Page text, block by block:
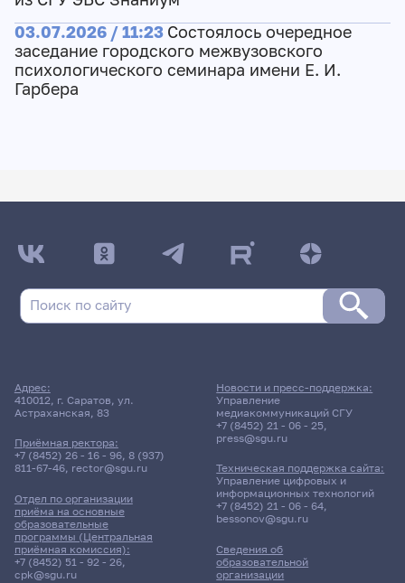
03.07.2026 / 11:23 Состоялось очередное
заседание городского межвузовского
психологического семинара имени Е. И.
Гарбера
Адрес:
410012, г. Саратов, ул.
Астраханская, 83
Приёмная ректора:
+7 (8452) 26 - 16 - 96, 8 (937)
811-67-46, rector@sgu.ru
Отдел по организации
приёма на основные
образовательные
программы (Центральная
приёмная комиссия):
+7 (8452) 51 - 92 - 26,
cpk@sgu.ru
Сведения об
образовательной
организации
Новости и пресс-поддержка:
Управление
медиакоммуникаций СГУ
+7 (8452) 21 - 06 - 25,
press@sgu.ru
Техническая поддержка сайта:
Управление цифровых и
информационных технологий
+7 (8452) 21 - 06 - 64,
bessonov@sgu.ru